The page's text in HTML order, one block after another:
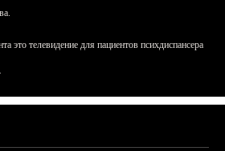
это телевидение для пациентов психдиспансера